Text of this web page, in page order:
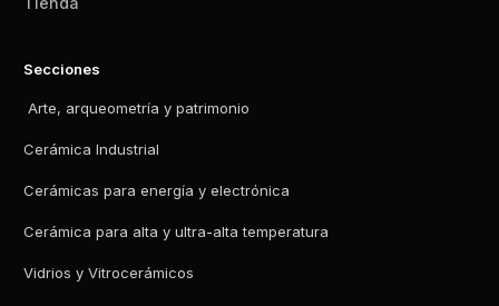
Secciones
Arte, arqueometría y patrimonio
Cerámica Industrial
Cerámicas para energía y electrónica
Cerámica para alta y ultra-alta temperatura
Vidrios y Vitrocerámicos